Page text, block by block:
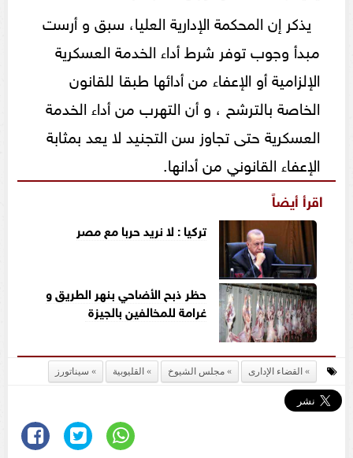
يذكر إن المحكمة الإدارية العليا، سبق و أرست
مبدأ وجوب توفر شرط أداء الخدمة العسكرية
الإلزامية أو الإعفاء من أدائها طبقا للقانون
الخاصة بالترشح ، و أن التهرب من أداء الخدمة
العسكرية حتى تجاوز سن التجنيد لا يعد بمثابة
الإعفاء القانوني من أدانها.
اقرأ أيضاً
تركيا : لا نريد حربا مع مصر
حظر ذبح الأضاحي بنهر الطريق و
غرامة للمخالفين بالجيزة
القضاء الإدارى مجلس الشيوخ القليوبية سيناتورز